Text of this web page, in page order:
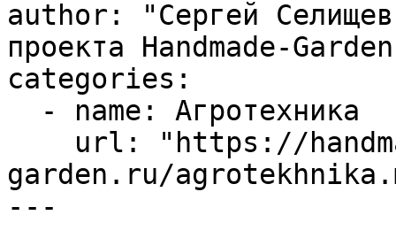
author: "Сергей
проекта Handmade-
categories:
garden.ru/
---